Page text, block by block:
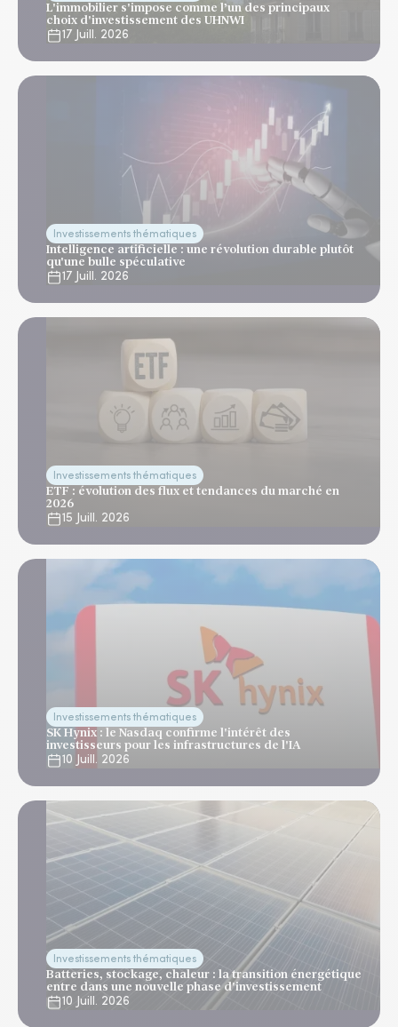
L'immobilier s'impose comme l’un des principaux
choix d'investissement des UHNWI
17 Juill. 2026
Investissements thématiques
Intelligence artificielle : une révolution durable plutôt
qu'une bulle spéculative
17 Juill. 2026
Investissements thématiques
ETF : évolution des flux et tendances du marché en
2026
15 Juill. 2026
Investissements thématiques
SK Hynix : le Nasdaq confirme l'intérêt des
investisseurs pour les infrastructures de l'IA
10 Juill. 2026
Investissements thématiques
Batteries, stockage, chaleur : la transition énergétique
entre dans une nouvelle phase d'investissement
10 Juill. 2026